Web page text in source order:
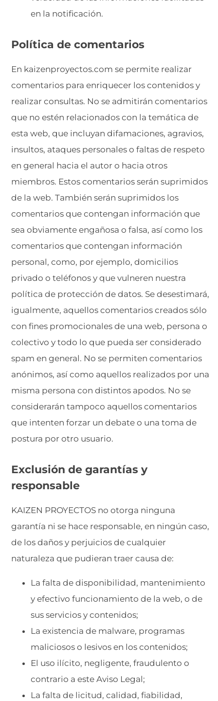
en la notificación.
Política de comentarios
En kaizenproyectos.com se permite realizar
comentarios para enriquecer los contenidos y
realizar consultas. No se admitirán comentarios
que no estén relacionados con la temática de
esta web, que incluyan difamaciones, agravios,
insultos, ataques personales o faltas de respeto
en general hacia el autor o hacia otros
miembros. Estos comentarios serán suprimidos
de la web. También serán suprimidos los
comentarios que contengan información que
sea obviamente engañosa o falsa, así como los
comentarios que contengan información
personal, como, por ejemplo, domicilios
privado o teléfonos y que vulneren nuestra
política de protección de datos. Se desestimará,
igualmente, aquellos comentarios creados sólo
con fines promocionales de una web, persona o
colectivo y todo lo que pueda ser considerado
spam en general. No se permiten comentarios
anónimos, así como aquellos realizados por una
misma persona con distintos apodos. No se
considerarán tampoco aquellos comentarios
que intenten forzar un debate o una toma de
postura por otro usuario.
Exclusión de garantías y
responsable
KAIZEN PROYECTOS no otorga ninguna
garantía ni se hace responsable, en ningún caso,
de los daños y perjuicios de cualquier
naturaleza que pudieran traer causa de:
La falta de disponibilidad, mantenimiento
y efectivo funcionamiento de la web, o de
sus servicios y contenidos;
La existencia de malware, programas
maliciosos o lesivos en los contenidos;
El uso ilícito, negligente, fraudulento o
contrario a este Aviso Legal;
La falta de licitud, calidad, fiabilidad,